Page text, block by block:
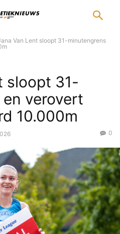
Van Lent sloopt 31-minutengrens
sloopt 31-
verovert
10.000m
0